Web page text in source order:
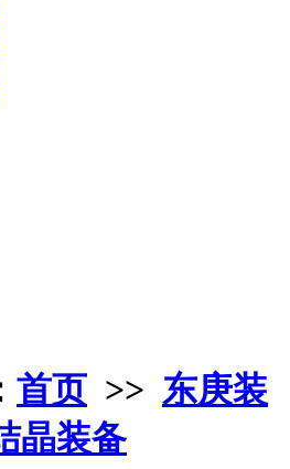
首页 >> 东庚装
晶装备